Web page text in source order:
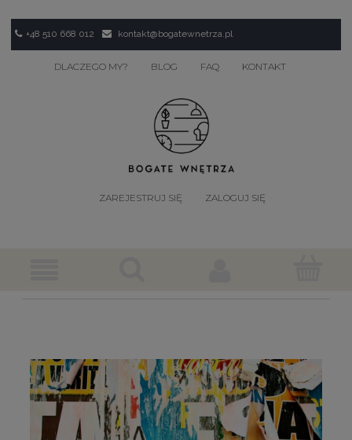
+48 510 668 012 kontakt@bogatewnetrza.pl
DLACZEGO MY? BLOG FAQ KONTAKT
ZAREJESTRUJ SIĘ ZALOGUJ SIĘ